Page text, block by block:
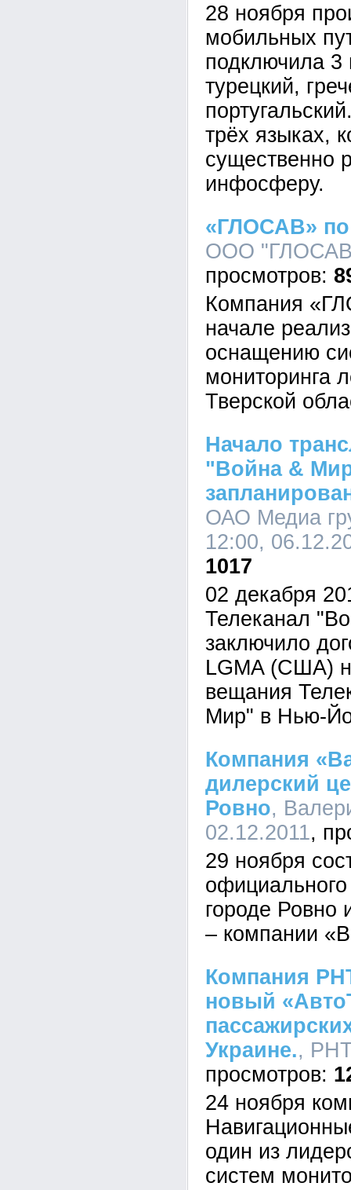
28 ноября
мобильных
подключила 3
турецкий,
трёх языках,
существенно
инфосферу.
«ГЛОСАВ»
ООО
Компания
начале
оснащению
мониторинга
Тверской
Начало
"Война &
ОАО Медиа
12:00,
1017
02 декабря
Телеканал
заключило
LGMA (США)
вещания
Мир" в Нью-
Компания
дилерский
Ровно,
02.12.2011
29 ноября
городе Ровно
– компании
Компания
новый
Украине.,
24 ноября
один из
систем